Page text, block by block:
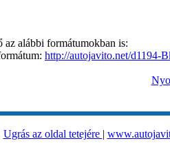
az alábbi formátumokban is:
http://autojavito.net/d1194-
Ugrás az oldal tetejére |